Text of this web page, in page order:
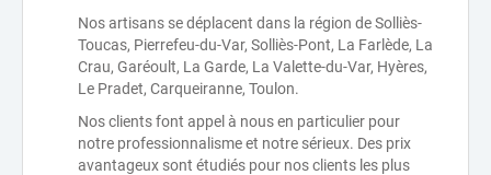
Nos artisans se déplacent dans la région de Solliès-
Toucas, Pierrefeu-du-Var, Solliès-Pont, La Farlède, La
Crau, Garéoult, La Garde, La Valette-du-Var, Hyères,
Le Pradet, Carqueiranne, Toulon.
Nos clients font appel à nous en particulier pour
notre professionnalisme et notre sérieux. Des prix
avantageux sont étudiés pour nos clients les plus